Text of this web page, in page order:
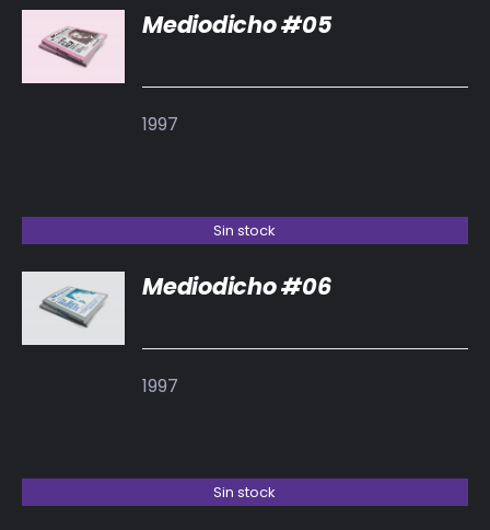
DETALLES
Mediodicho #05
1997
Sin stock
DETALLES
Mediodicho #06
1997
Sin stock